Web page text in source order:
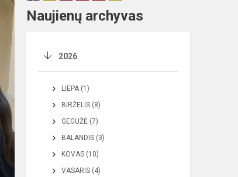
Naujienų archyvas
2026
LIEPA (1)
BIRŽELIS (8)
GEGUŽĖ (7)
BALANDIS (3)
KOVAS (10)
VASARIS (4)